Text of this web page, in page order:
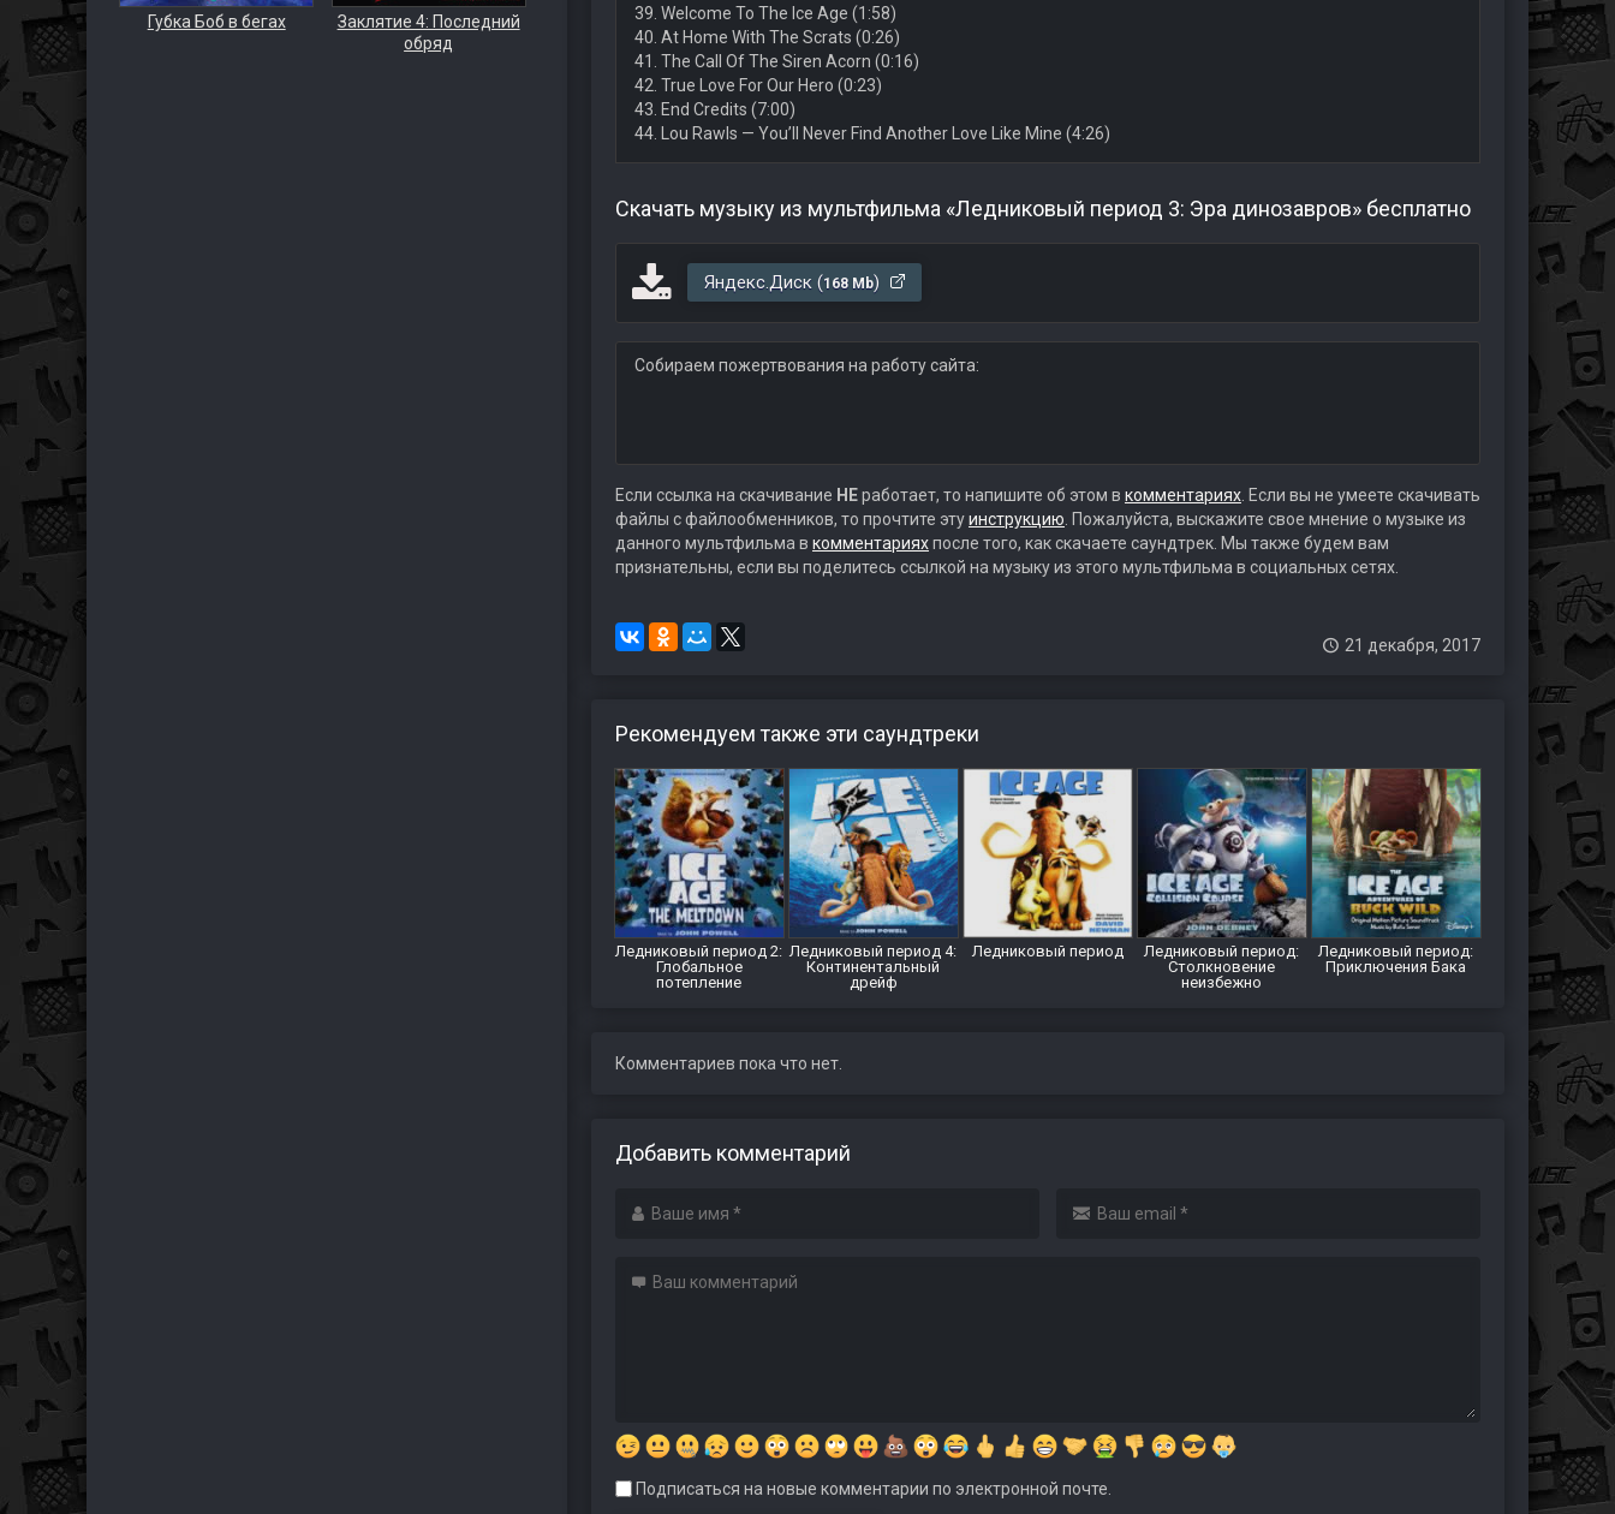
Губка Боб в бегах
Заклятие 4: Последний
обряд
39. Welcome To The Ice Age (1:58)
40. At Home With The Scrats (0:26)
41. The Call Of The Siren Acorn (0:16)
42. True Love For Our Hero (0:23)
43. End Credits (7:00)
44. Lou Rawls — You’ll Never Find Another Love Like Mine (4:26)
Скачать музыку из мультфильма «Ледниковый период 3: Эра динозавров» бесплатно
Яндекс.Диск (168 Mb)
Собираем пожертвования на работу сайта:
Если ссылка на скачивание НЕработает, то напишите об этом в комментариях. Если вы не умеете скачивать
файлы с файлообменников, то прочтите этуинструкцию . Пожалуйста, выскажите свое мнение о музыке из
данного мультфильма в комментарияхпосле того, как скачаете саундтрек. Мы также будем вам
признательны, если вы поделитесь ссылкой на музыку из этого мультфильма в социальных сетях.
21 декабря, 2017
Рекомендуем также эти саундтреки
Ледниковый период 2:
Глобальное
потепление
Ледниковый период 4:
Континентальный
дрейф
Ледниковый период
Ледниковый период:
Столкновение
неизбежно
Ледниковый период:
Приключения Бака
Комментариев пока что нет.
Добавить комментарий
Подписаться на новые комментарии по электронной почте.